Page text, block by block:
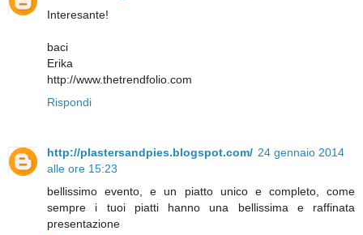
Interesante!
baci
Erika
http://www.thetrendfolio.com
Rispondi
http://plastersandpies.blogspot.com/ 24 gennaio 2014
alle ore 15:23
bellissimo evento, e un piatto unico e completo, come
sempre i tuoi piatti hanno una bellissima e raffinata
presentazione